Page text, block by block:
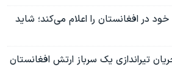
در افغانستان را اعلام می‌کند؛ شاید
تیراندازی یک سرباز ارتش افغانستان